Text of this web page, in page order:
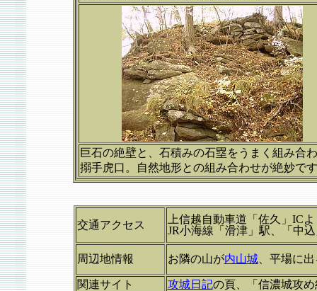
巨石の絶壁と、石積みの石塁をうまく組み合
搦手虎口。自然地形との組み合わせが絶妙で
交通アクセス
上信越自動車道「佐久」IC
JR小海線「滑津」駅、「
周辺地情報 お隣の山が内山城、平場に出
関連サイト 攻城日記の頁、「信濃城攻